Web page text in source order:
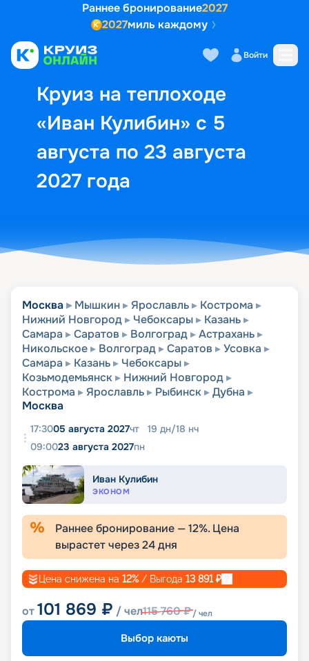
Раннее бронирование2027
2027миль каждому
Войти
Круиз на теплоходе
«Иван Кулибин» с 5
августа по 23 августа
2027 года
Выбор кают Маршрут и
Москва Мышкин Ярославль
Кострома
Нижний Новгород
Чебоксары
Казань
Самара
Саратов Волгоград
Астрахань
Никольское
Волгоград Саратов
Усовка
Самара
Казань
Чебоксары
Козьмодемьянск
Нижний Новгород
Кострома
Ярославль Рыбинск
Дубна
Москва
17:3005 августа 2027чт 19 дн/18 нч
09:0023 августа 2027пн
Иван Кулибин
ЭКОНОМ
Раннее бронирование —12%. Цена
вырастет через24дня
Цена снижена на 12% / Выгода 13 891₽
от101 869 ₽ / чел115 760₽/ чел
Выбор каюты